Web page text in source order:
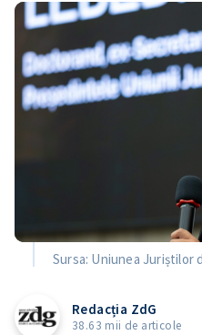
Sursa: Uniunea Juriștilor
Redacția ZdG
38.63 mii de articole